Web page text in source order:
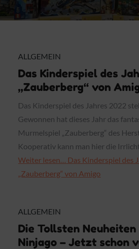
ALLGEMEIN
Das Kinderspiel des
„Zauberberg“ von
Das Kinderspiel des Jahres 2022
Gewonnen hat dieses Jahr das
Murmelspiel „Zauberberg“ des
Kooperativ kann man hier die
Weiter lesen… Das Kinderspiel des
„Zauberberg“ von Amigo
ALLGEMEIN
Die Tollsten Neuheiten
Ninjago – Jetzt schon